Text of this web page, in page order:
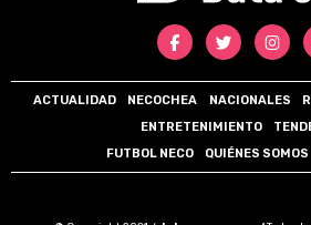
ACTUALIDAD NECOCHEA NACIONALES
ENTRETENIMIENTO
FUTBOL NECO
QUIÉNES SOMOS